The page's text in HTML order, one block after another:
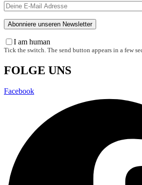
I am human
Tick the switch. The send button appears in a few
FOLGE UNS
Facebook